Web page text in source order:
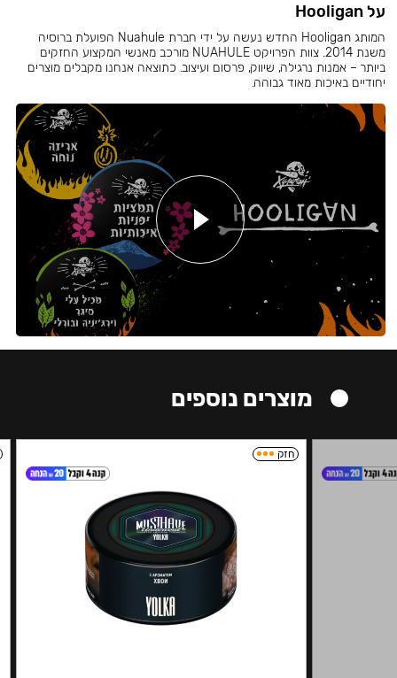
על Hooligan
המותג Hooligan החדש נעשה על ידי חברת Nuahule הפועלת ברוסיה
משנת 2014. צוות הפרויקט NUAHULE מורכב מאנשי המקצוע החזקים
ביותר – אמנות נרגילה, שיווק, פרסום ועיצוב. כתוצאה אנחנו מקבלים מוצרים
יחודיים באיכות מאוד גבוהה.
מוצרים נוספים
חזק